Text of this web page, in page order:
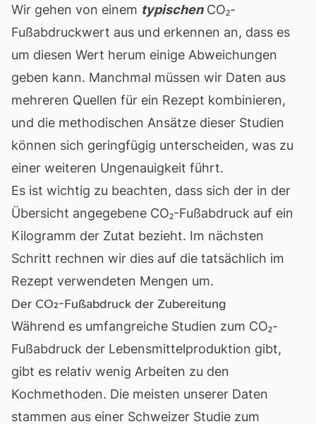
Wir gehen von einem typischenCO₂-
Fußabdruckwert aus und erkennen an, dass es
um diesen Wert herum einige Abweichungen
geben kann. Manchmal müssen wir Daten aus
mehreren Quellen für ein Rezept kombinieren,
und die methodischen Ansätze dieser Studien
können sich geringfügig unterscheiden, was zu
einer weiteren Ungenauigkeit führt.
Es ist wichtig zu beachten, dass sich der in der
Übersicht angegebene CO₂-Fußabdruck auf ein
Kilogramm der Zutat bezieht. Im nächsten
Schritt rechnen wir dies auf die tatsächlich im
Rezept verwendeten Mengen um.
Der CO₂-Fußabdruck der Zubereitung
Während es umfangreiche Studien zum CO₂-
Fußabdruck der Lebensmittelproduktion gibt,
gibt es relativ wenig Arbeiten zu den
Kochmethoden. Die meisten unserer Daten
stammen aus einer Schweizer Studie zum